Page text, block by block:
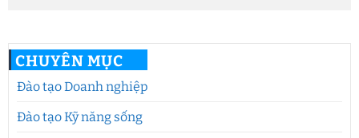
CHUYÊN MỤC
Đào tạo Doanh nghiệp
Đào tạo Kỹ năng sống